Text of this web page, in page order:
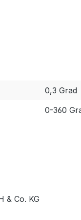
0,3 Grad
0-360
& Co. KG